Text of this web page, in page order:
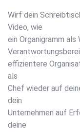
Wirf dein
Video, wie
ein Organigramm
effizientere
als
Chef wieder auf
dein
Unternehmen auf
deine